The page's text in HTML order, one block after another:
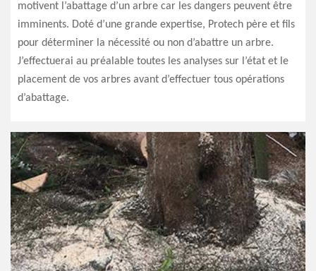
motivent l’abattage d’un arbre car les dangers peuvent être
imminents. Doté d’une grande expertise, Protech père et fils
pour déterminer la nécessité ou non d’abattre un arbre.
J’effectuerai au préalable toutes les analyses sur l’état et le
placement de vos arbres avant d’effectuer tous opérations
d’abattage.